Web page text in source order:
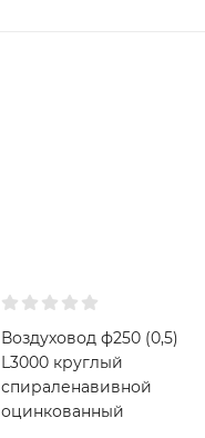
Воздуховод ф250 (0,5)
L3000 круглый
спираленавивной
оцинкованный